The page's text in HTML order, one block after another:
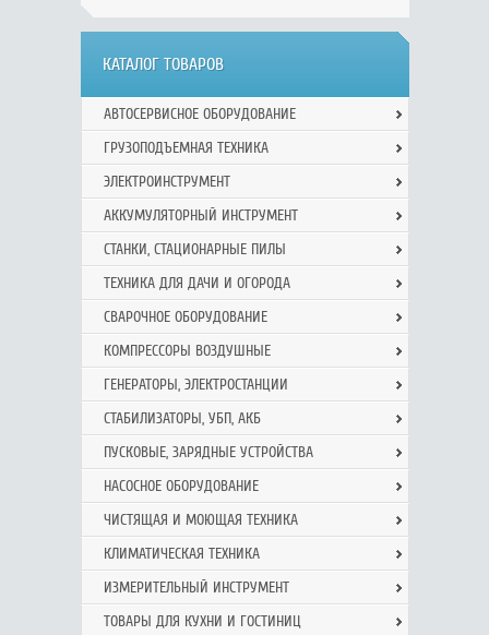
КАТАЛОГ ТОВАРОВ
АВТОСЕРВИСНОЕ ОБОРУДОВАНИЕ
ГРУЗОПОДЪЕМНАЯ ТЕХНИКА
ЭЛЕКТРОИНСТРУМЕНТ
АККУМУЛЯТОРНЫЙ ИНСТРУМЕНТ
СТАНКИ, СТАЦИОНАРНЫЕ ПИЛЫ
ТЕХНИКА ДЛЯ ДАЧИ И ОГОРОДА
СВАРОЧНОЕ ОБОРУДОВАНИЕ
КОМПРЕССОРЫ ВОЗДУШНЫЕ
ГЕНЕРАТОРЫ, ЭЛЕКТРОСТАНЦИИ
СТАБИЛИЗАТОРЫ, УБП, АКБ
ПУСКОВЫЕ, ЗАРЯДНЫЕ УСТРОЙСТВА
НАСОСНОЕ ОБОРУДОВАНИЕ
ЧИСТЯЩАЯ И МОЮЩАЯ ТЕХНИКА
КЛИМАТИЧЕСКАЯ ТЕХНИКА
ИЗМЕРИТЕЛЬНЫЙ ИНСТРУМЕНТ
ТОВАРЫ ДЛЯ КУХНИ И ГОСТИНИЦ